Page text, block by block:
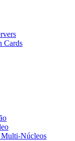
Cards
Multi-Núcleos